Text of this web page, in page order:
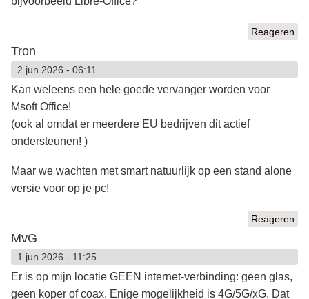
Reageren
Tron
2 jun 2026 - 06:11
Kan weleens een hele goede vervanger worden voor
Msoft Office!
(ook al omdat er meerdere EU bedrijven dit actief
ondersteunen! )
Maar we wachten met smart natuurlijk op een stand alone
versie voor op je pc!
Reageren
MvG
1 jun 2026 - 11:25
Er is op mijn locatie GEEN internet-verbinding: geen glas,
geen koper of coax. Enige mogelijkheid is 4G/5G/xG. Dat